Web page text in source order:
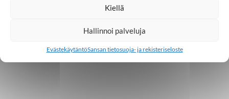
Kiellä
Hallinnoi palveluja
EvästekäytäntöSansan tietosuoja- ja rekisteriseloste